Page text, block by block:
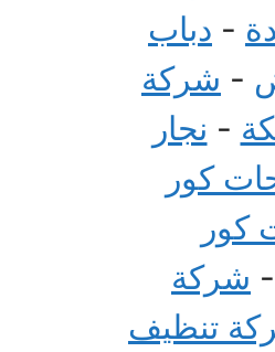
- دباب
- شركة
- نجار
كور
كور
- شركة
تنظيف